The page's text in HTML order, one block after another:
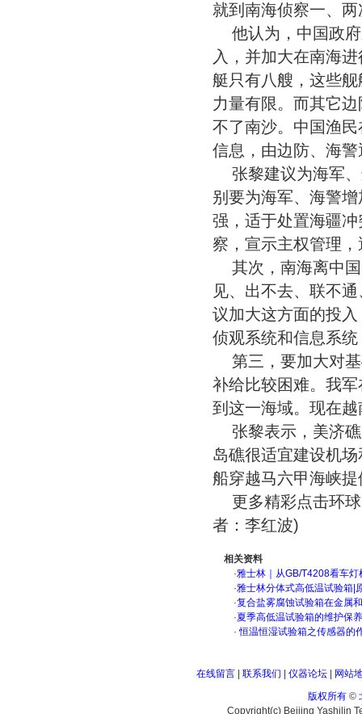
就到南海侦察一、
他认为，中国政
入，并加大在南海
艇只有八艘，这些
力量有限。而其它
不了南沙。中国渔
信息，由边防、海
张黎建议为海军
别要为海军、海警
强，适于处置海疆
察，宣示主权管理
其次，南海离中
见、出不去、联不
议加大这方面的投
侦观系统和信息系
第三，要加大对
补给比较困难。我
到这一海域。现在
张黎表示，美济
岛礁很适宜建设机
船穿越马六甲海峡
更多精彩点击环
者：李红波)
相关资料
·雅士林｜从GB/T4208看车
·雅士林分体式高低温试验箱|
·复合盐雾腐蚀试验箱在金属
·夏季高低温试验箱的维护保
· 恒温恒湿试验箱之传感器的
在线留言| 联系我们 仪器论坛|
网站
版权所有©
Copyright(c) Beijing Yashilin